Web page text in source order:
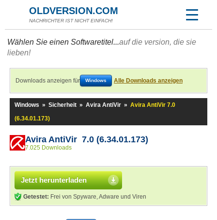
OLDVERSION.COM
NACHRICHTER IST NICHT EINFACH!
Wählen Sie einen Softwaretitel...auf die version, die sie
lieben!
Downloads anzeigen für Windows Alle Downloads anzeigen
Windows » Sicherheit » Avira AntiVir » Avira AntiVir 7.0
(6.34.01.173)
Avira AntiVir 7.0 (6.34.01.173)
7.025 Downloads
Jetzt herunterladen
Getestet: Frei von Spyware, Adware und Viren